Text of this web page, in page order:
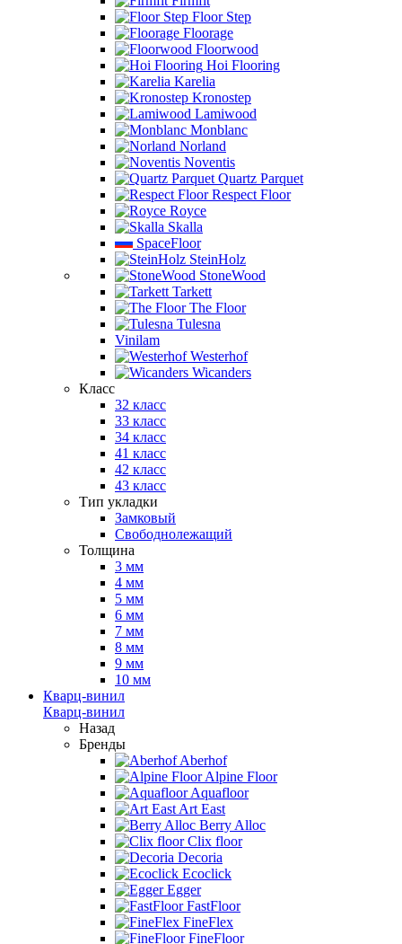
Floor Step
Floorage
Floorwood
Hoi Flooring
Karelia
Kronostep
Lamiwood
Monblanc
Norland
Noventis
Quartz Parquet
Respect Floor
Royce
Skalla
SpaceFloor
SteinHolz
StoneWood
Tarkett
The Floor
Tulesna
Vinilam
Westerhof
Wicanders
Класс
32 класс
33 класс
34 класс
41 класс
42 класс
43 класс
Тип укладки
Замковый
Свободнолежащий
Толщина
3 мм
4 мм
5 мм
6 мм
7 мм
8 мм
9 мм
10 мм
Кварц-винил
Кварц-винил
Назад
Бренды
Aberhof
Alpine Floor
Aquafloor
Art East
Berry Alloc
Clix floor
Decoria
Ecoclick
Egger
FastFloor
FineFlex
FineFloor